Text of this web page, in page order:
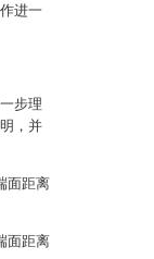
进一
步理
，并
面距离
面距离